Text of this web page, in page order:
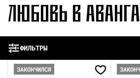
ЛЮБОВЬ В
ФИЛЬТРЫ
ЗАКОНЧИЛСЯ